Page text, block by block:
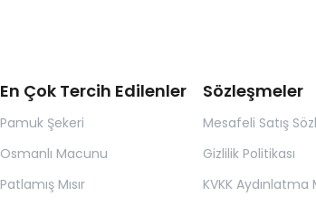
En Çok Tercih Edilenler
Pamuk Şekeri
Osmanlı Macunu
Patlamış Mısır
Sözleşmeler
Mesafeli Satış
Gizlilik Politikası
KVKK Aydınlatma